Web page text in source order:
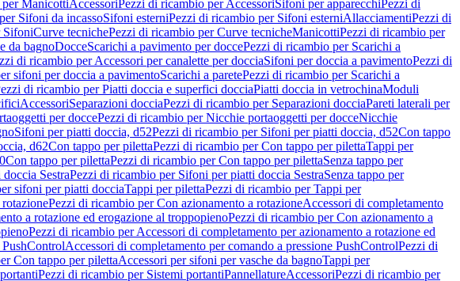
ManicottiAccessoriPezzi di ricambio per AccessoriSifoni per apparecchiPezzi di
Sifoni da incassoSifoni esterniPezzi di ricambio per Sifoni esterniAllacciamentiPezzi di
SifoniCurve tecnichePezzi di ricambio per Curve tecnicheManicottiPezzi di ricambio per
da bagnoDocceScarichi a pavimento per doccePezzi di ricambio per Scarichi a
di ricambio per Accessori per canalette per docciaSifoni per doccia a pavimentoPezzi di
sifoni per doccia a pavimentoScarichi a paretePezzi di ricambio per Scarichi a
di ricambio per Piatti doccia e superfici docciaPiatti doccia in vetrochinaModuli
AccessoriSeparazioni docciaPezzi di ricambio per Separazioni docciaPareti laterali per
per doccePezzi di ricambio per Nicchie portaoggetti per docceNicchie
Sifoni per piatti doccia, d52Pezzi di ricambio per Sifoni per piatti doccia, d52Con tappo
d62Con tappo per pilettaPezzi di ricambio per Con tappo per pilettaTappi per
Con tappo per pilettaPezzi di ricambio per Con tappo per pilettaSenza tappo per
SestraPezzi di ricambio per Sifoni per piatti doccia SestraSenza tappo per
sifoni per piatti docciaTappi per pilettaPezzi di ricambio per Tappi per
Pezzi di ricambio per Con azionamento a rotazioneAccessori di completamento
a rotazione ed erogazione al troppopienoPezzi di ricambio per Con azionamento a
Pezzi di ricambio per Accessori di completamento per azionamento a rotazione ed
Accessori di completamento per comando a pressione PushControlPezzi di
Con tappo per pilettaAccessori per sifoni per vasche da bagnoTappi per
Pezzi di ricambio per Sistemi portantiPannellatureAccessoriPezzi di ricambio per